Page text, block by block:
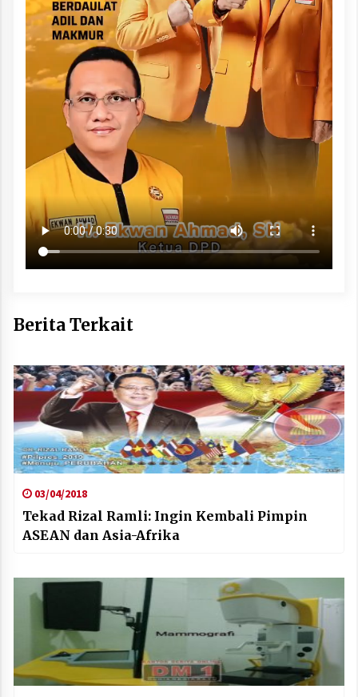
Berita Terkait
03/04/2018
Tekad Rizal Ramli: Ingin Kembali Pimpin
ASEAN dan Asia-Afrika